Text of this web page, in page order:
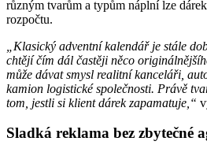
různým tvarům a typům náplní lze
rozpočtu.
„Klasický adventní kalendář je stále
chtějí čím dál častěji něco
může dávat smysl realitní kanceláři,
kamion logistické společnosti. Právě
tom, jestli si klient dárek zapamatuje,“
Sladká reklama bez zbytečné